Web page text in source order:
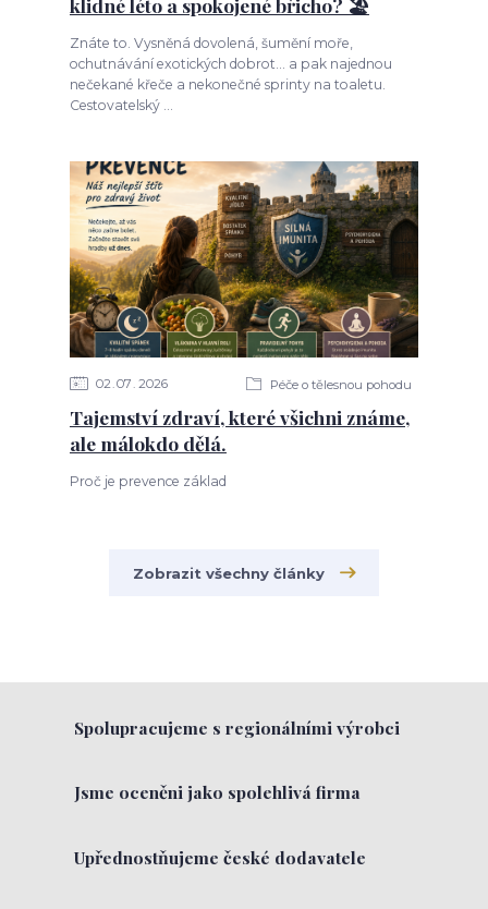
Znáte to. Vysněná dovolená, šumění moře,
ochutnávání exotických dobrot... a pak najednou
nečekané křeče a nekonečné sprinty na toaletu.
Cestovatelský ...
02 07 2026 Péče o tělesnou pohodu
Tajemství zdraví, které všichni známe,
ale málokdo dělá.
Proč je prevence základ
Zobrazit všechny články
Spolupracujeme s regionálními výrobci
Jsme oceněni jako spolehlivá firma
Upřednostňujeme české dodavatele